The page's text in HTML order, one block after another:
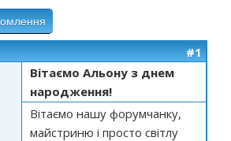
#1
Вітаємо Альону з днем
народження!
Вітаємо нашу форумчанку,
майстриню і просто світлу